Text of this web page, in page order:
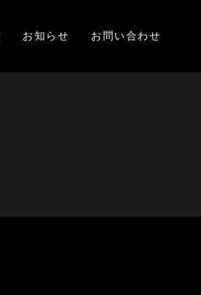
お知らせ お問い合わせ